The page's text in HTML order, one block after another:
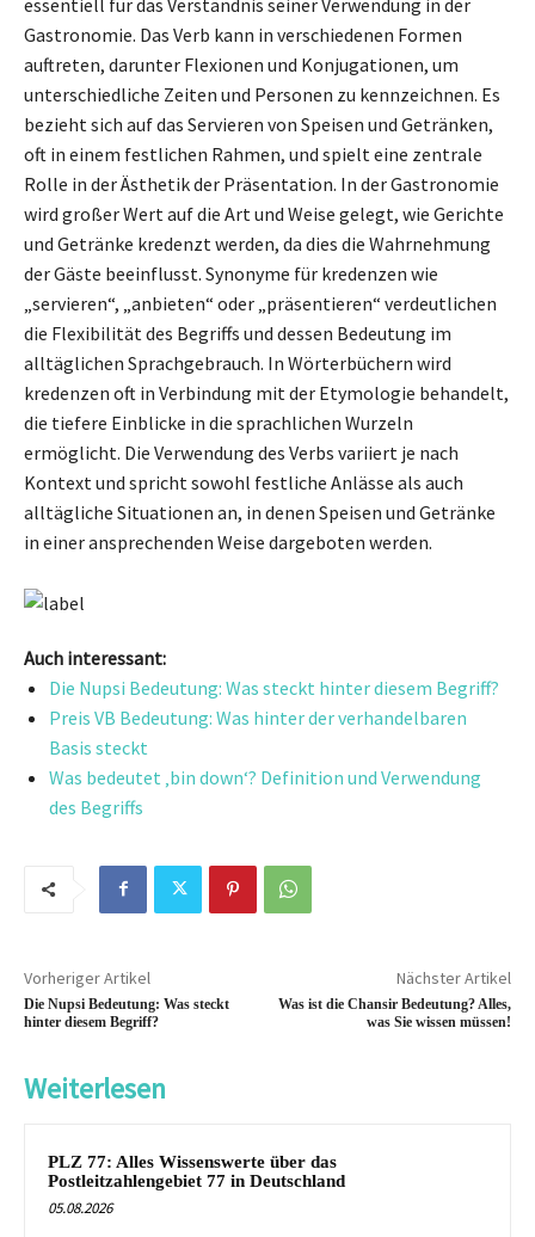
Gastronomie. Das Verb kann in verschiedenen Formen
auftreten, darunter Flexionen und Konjugationen, um
unterschiedliche Zeiten und Personen zu kennzeichnen. Es
bezieht sich auf das Servieren von Speisen und Getränken,
oft in einem festlichen Rahmen, und spielt eine zentrale
Rolle in der Ästhetik der Präsentation. In der Gastronomie
wird großer Wert auf die Art und Weise gelegt, wie Gerichte
und Getränke kredenzt werden, da dies die Wahrnehmung
der Gäste beeinflusst. Synonyme für kredenzen wie
„servieren“, „anbieten“ oder „präsentieren“ verdeutlichen
die Flexibilität des Begriffs und dessen Bedeutung im
alltäglichen Sprachgebrauch. In Wörterbüchern wird
kredenzen oft in Verbindung mit der Etymologie behandelt,
die tiefere Einblicke in die sprachlichen Wurzeln
ermöglicht. Die Verwendung des Verbs variiert je nach
Kontext und spricht sowohl festliche Anlässe als auch
alltägliche Situationen an, in denen Speisen und Getränke
in einer ansprechenden Weise dargeboten werden.
Auch interessant:
Die Nupsi Bedeutung: Was steckt hinter diesem Begriff?
Preis VB Bedeutung: Was hinter der verhandelbaren
Basis steckt
Was bedeutet ‚bin down‘? Definition und Verwendung
des Begriffs
Vorheriger Artikel
Die Nupsi Bedeutung: Was steckt
hinter diesem Begriff?
Nächster Artikel
Was ist die Chansir Bedeutung? Alles,
was Sie wissen müssen!
Weiterlesen
PLZ 77: Alles Wissenswerte über das
Postleitzahlengebiet 77 in Deutschland
05.08.2026